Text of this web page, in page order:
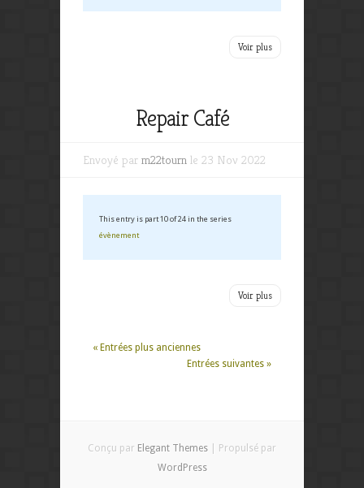
Voir plus
Repair Café
Envoyé par m22tourn le 23 Nov 2022
This entry is part 10 of 24 in the series
évènement
Voir plus
« Entrées plus anciennes
Entrées suivantes »
Conçu par Elegant Themes | Propulsé par
WordPress